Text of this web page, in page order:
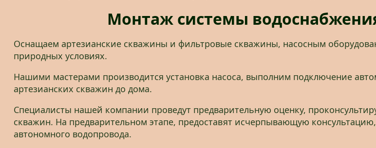
Монтаж системы
Оснащаем артезианские скважины и фильтровые скважины, насосным
природных условиях.
Нашими мастерами производится установка насоса, выполним подключение
артезианских скважин до дома.
Специалисты нашей компании проведут предварительную оценку,
скважин. На предварительном этапе, предоставят исчерпывающую
автономного водопровода.